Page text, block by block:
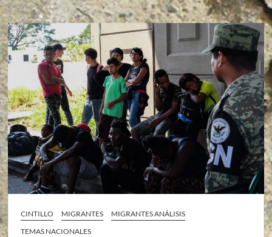
CINTILLO MIGRANTES
MIGRANTES ANÁLISIS
TEMAS NACIONALES